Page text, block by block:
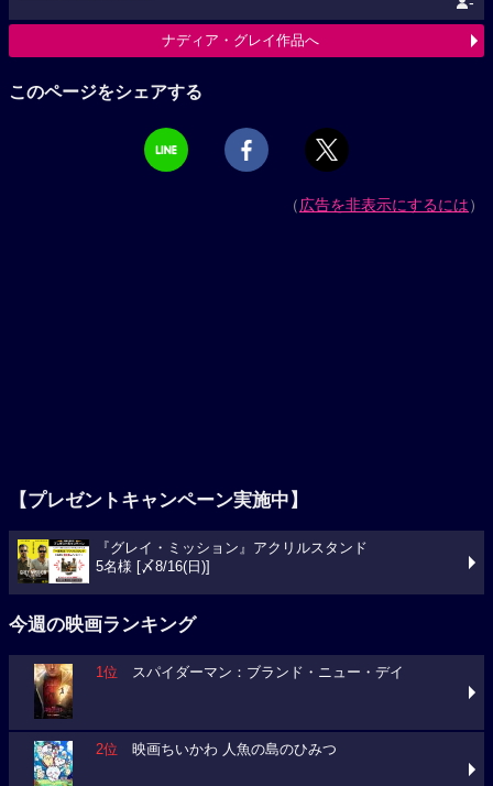
ナディア・グレイ作品へ
このページをシェアする
（広告を非表示にするには）
【プレゼントキャンペーン実施中】
『グレイ・ミッション』アクリルスタンド
5名様 [〆8/16(日)]
今週の映画ランキング
1位 スパイダーマン：ブランド・ニュー・デイ
2位 映画ちいかわ 人魚の島のひみつ